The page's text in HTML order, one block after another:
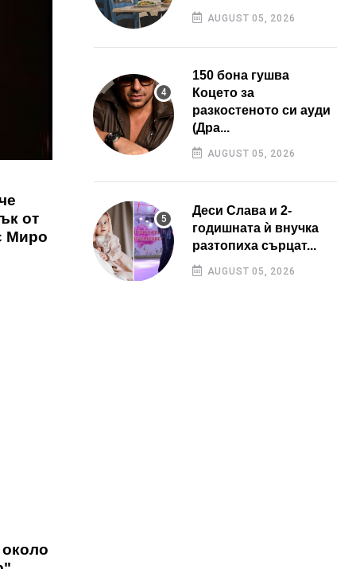
от
Миро
AUGUST 05, 2026
150 бона гушва
Коцето за
разкостеното си ауди
(Дра...
AUGUST 05, 2026
Деси Слава и 2-
годишната ѝ внучка
разтопиха сърцат...
AUGUST 05, 2026